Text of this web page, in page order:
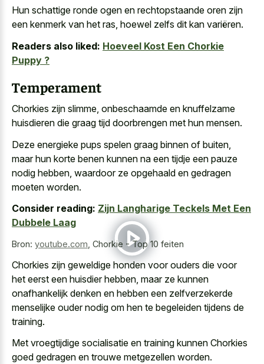
Hun schattige ronde ogen en rechtopstaande oren zijn
een kenmerk van het ras, hoewel zelfs dit kan variëren.
Readers also liked: Hoeveel Kost Een Chorkie
Puppy ?
Temperament
Chorkies zijn slimme, onbeschaamde en knuffelzame
huisdieren die graag tijd doorbrengen met hun mensen.
Deze energieke pups spelen graag binnen of buiten,
maar hun korte benen kunnen na een tijdje een pauze
nodig hebben, waardoor ze opgehaald en gedragen
moeten worden.
Consider reading: Zijn Langharige Teckels Met Een
Dubbele Laag
Bron: youtube.com Chorkie - Top 10 feiten
Chorkies zijn geweldige honden voor ouders die voor
het eerst een huisdier hebben, maar ze kunnen
onafhankelijk denken en hebben een zelfverzekerde
menselijke ouder nodig om hen te begeleiden tijdens de
training.
Met vroegtijdige socialisatie en training kunnen Chorkies
goed gedragen en trouwe metgezellen worden.